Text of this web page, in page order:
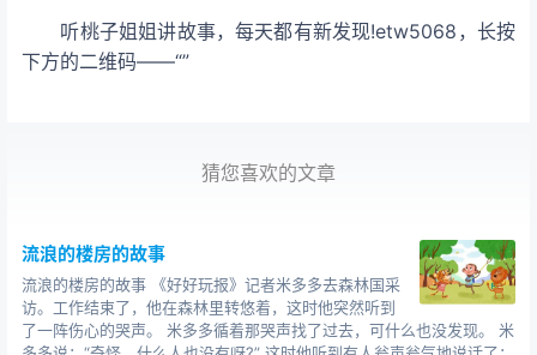
听桃子姐姐讲故事，每天都有新发现!etw5068，长按
下方的二维码——“”
猜您喜欢的文章
流浪的楼房的故事
流浪的楼房的故事 《好好玩报》记者米多多去森林国采
访。工作结束了，他在森林里转悠着，这时他突然听到
了一阵伤心的哭声。 米多多循着那哭声找了过去，可什么也没发现。 米